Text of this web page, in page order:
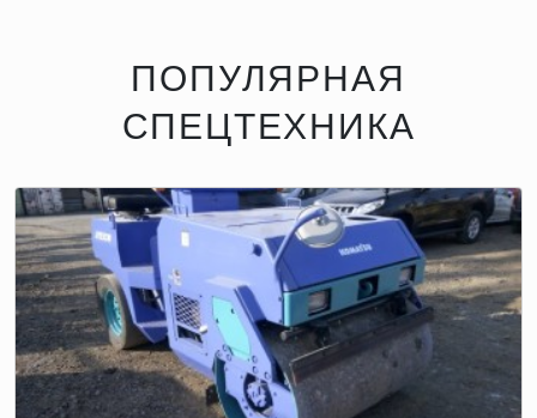
ПОПУЛЯРНАЯ
СПЕЦТЕХНИКА